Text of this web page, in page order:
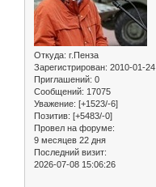
Откуда: г.Пенза
Зарегистрирован: 2010-01-24
Приглашений: 0
Сообщений: 17075
Уважение: [+1523/-6]
Позитив: [+5483/-0]
Провел на форуме:
9 месяцев 22 дня
Последний визит:
2026-07-08 15:06:26